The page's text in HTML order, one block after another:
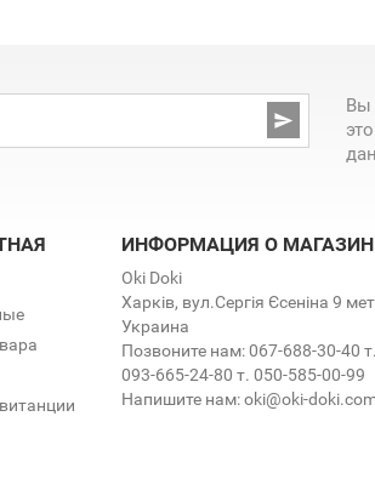

Вы
ИНФОРМАЦИЯ О
Oki Doki
Харків, вул.Сергія Єсеніна 9
Украина
Позвоните нам:067-688-30-40
093-665-24-80 т. 050-585-00-99
Напишите нам:oki@oki-